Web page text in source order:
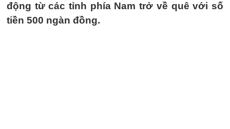
động từ các tỉnh phía Nam trở về quê với số
tiền 500 ngàn đồng.